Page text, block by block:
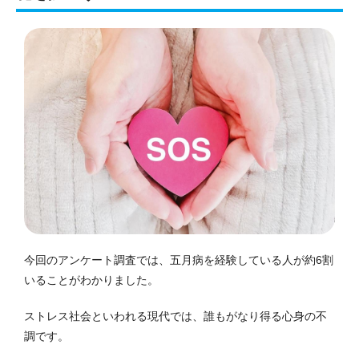
今回のアンケート調査では、五月病を経験している人が約6割
いることがわかりました。
ストレス社会といわれる現代では、誰もがなり得る心身の不
調です。